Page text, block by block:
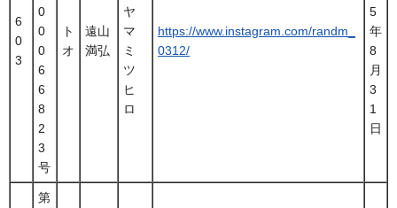
6
0
3
0
0
0
6
6
8
2
3
号
ト
オ
遠山
満弘
ヤ
マ
ミ
ツ
ヒ
ロ
https://www.instagram.com/randm_
0312/
5
年
8
月
3
1
日
第